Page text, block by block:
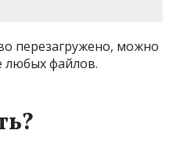
перезагружено, можно
любых файлов.